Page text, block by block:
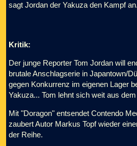
sagt Jordan der Yakuza den Kampf
Kritik:
Der junge Reporter Tom Jordan will
brutale Anschlagserie in Japantown/
gegen Konkurrenz im eigenen Lager
Yakuza... Tom lehnt sich weit aus
Mit "Doragon" entsendet Contendo
zaubert Autor Markus Topf wieder
der Reihe.